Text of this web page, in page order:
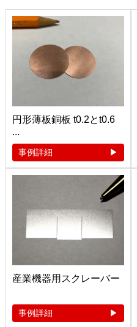
円形薄板銅板 t0.2とt0.6
...
事例詳細
産業機器用スクレーバー
事例詳細